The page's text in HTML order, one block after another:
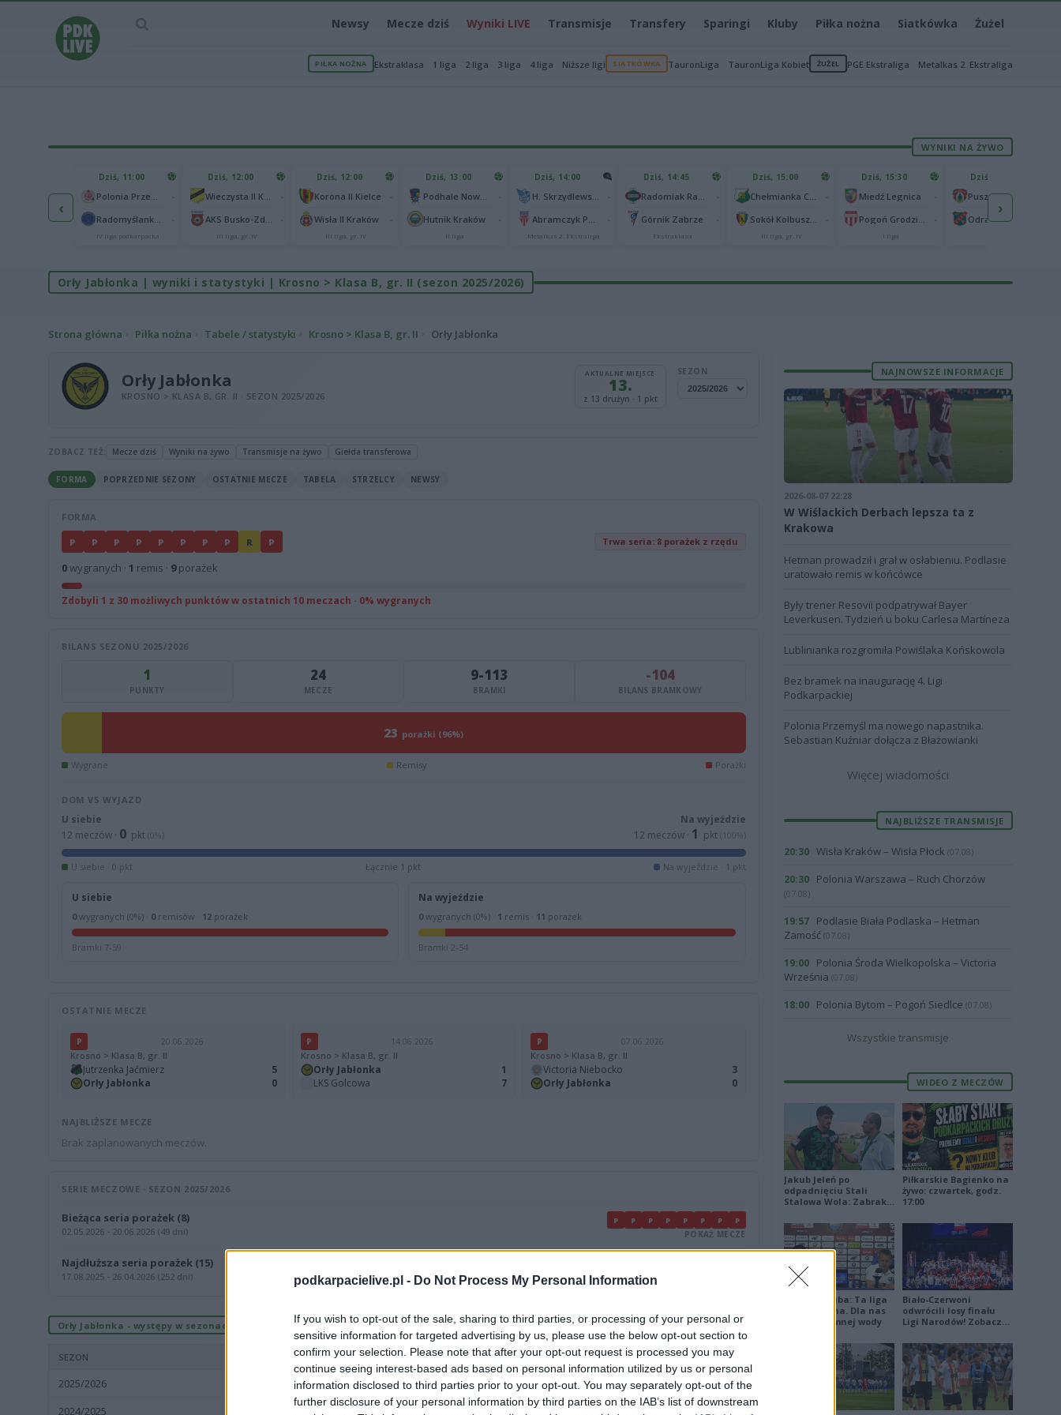
podkarpacielive.pl - Do Not Process My Personal Information
If you wish to opt-out of the sale, sharing to third parties, or processing of your personal or
sensitive information for targeted advertising by us, please use the below opt-out section to
confirm your selection. Please note that after your opt-out request is processed you may
continue seeing interest-based ads based on personal information utilized by us or personal
information disclosed to third parties prior to your opt-out. You may separately opt-out of the
further disclosure of your personal information by third parties on the IAB’s list of downstream
Newsy Mecze dziś Wyniki LIVE Transmisje Transfery Sparingi Kluby Piłka nożna Siatkówka Żużel
PIŁKA NOŻNA Ekstraklasa 1 liga 2 liga 3 liga 4 liga Niższe ligi SIATKÓWKA TauronLiga TauronLiga Kobiet ŻUŻEL PGE Ekstraliga Metalkas 2. Ekstraliga
WYNIKI NA ŻYWO
‹
Polonia Warszawa 1
Chorzów 1
Dziś, 11:00
IV liga podkarpacka
Dziś, 12:00
III liga, gr. IV
Dziś, 12:00
Korona II Kielce
Wisła II Kraków
III liga, gr. IV
Dziś, 13:00
Hutnik Kraków
II liga
Dziś, 14:00
Metalkas 2. Ekstraliga
Dziś, 14:45
Górnik Zabrze
Ekstraklasa
Dziś, 15:00
III liga, gr. IV
Dziś, 15:30
Miedź Legnica
I liga
Dziś, 15:30
Odra Opole
›
Orły Jabłonka | wyniki i statystyki | Krosno > Klasa B, gr. II (sezon 2025/2026)
Strona główna Piłka nożna Tabele / statystyki Krosno > Klasa B, gr. II Orły Jabłonka
Orły Jabłonka
KROSNO > KLASA B, GR. II · SEZON 2025/2026
AKTUALNE MIEJSCE
13.
z 13 drużyn · 1 pkt
SEZON
ZOBACZ TEŻ: Mecze dziś Wyniki na żywo Transmisje na żywo Giełda transferowa
FORMA POPRZEDNIE SEZONY OSTATNIE MECZE TABELA STRZELCY NEWSY
FORMA
P P P P P P P P R P Trwa seria: 8 porażek z rzędu
0wygranych · 1 remis · 9porażek
Zdobyli 1 z 30 możliwych punktów w ostatnich 10 meczach · 0% wygranych
BILANS SEZONU 2025/2026
1
PUNKTY
24
MECZE
9-113
BRAMKI
-104
BILANS BRAMKOWY
23 porażki (96%)
Wygrane Remisy Porażki
DOM VS WYJAZD
U siebie
12 meczów · 0 pkt (0%)
Na wyjeździe
12 meczów · 1 pkt (100%)
U siebie · 0 pkt Łącznie 1 pkt Na wyjeździe · 1 pkt
U siebie
0wygranych (0%) · 0remisów · 12 porażek
Bramki 7-59
Na wyjeździe
0wygranych (0%) · 1 remis · 11 porażek
Bramki 2-54
OSTATNIE MECZE
P 20.06.2026
Krosno > Klasa B, gr. II
Jutrzenka Jaćmierz
5
Orły Jabłonka
0
P 14.06.2026
Krosno > Klasa B, gr. II
Orły Jabłonka
1
LKS Golcowa
7
P 07.06.2026
Krosno > Klasa B, gr. II
Victoria Niebocko
3
Orły Jabłonka
0
NAJBLIŻSZE MECZE
Brak zaplanowanych meczów.
SERIE MECZOWE · SEZON 2025/2026
Bieżąca seria porażek (8)
02.05.2026 - 20.06.2026 (49 dni)
P P P P P P P P
POKAŻ MECZE
Najdłuższa seria porażek (15)
17.08.2025 - 26.04.2026 (252 dni)
Orły Jabłonka - występy w sezonach
SEZON LIGA MIEJSCE
2025/2026 Krosno > Klasa B, gr. II
13.
2024/2025
Krosno > Klasa B, gr. II
12.
NAJNOWSZE INFORMACJE
2026-08-07 22:28
W Wiślackich Derbach lepsza ta z
Krakowa
Hetman prowadził i grał w osłabieniu. Podlasie
uratowało remis w końcówce
Były trener Resovii podpatrywał Bayer
Leverkusen. Tydzień u boku Carlesa Martíneza
Lublinianka rozgromiła Powiślaka Końskowola
Bez bramek na inaugurację 4. Ligi
Podkarpackiej
Polonia Przemyśl ma nowego napastnika.
Sebastian Kuźniar dołącza z Błażowianki
Więcej wiadomości
NAJBLIŻSZE TRANSMISJE
20:30 Wisła Kraków – Wisła Płock (07.08)
20:30 Polonia Warszawa – Ruch Chorzów
(07.08)
19:57
Podlasie Biała Podlaska – Hetman
Zamość (07.08)
19:00
Polonia Środa Wielkopolska – Victoria
Września (07.08)
18:00 Polonia Bytom – Pogoń Siedlce (07.08)
Wszystkie transmisje
WIDEO Z MECZÓW
Jakub Jeleń po
odpadnięciu Stali
Stalowa Wola: Zabrakło
Piłkarskie Bagienko na
żywo: czwartek, godz.
17:00
Damian Skiba: Ta liga
jest brutalna. Dla nas
to kubeł zimnej wody
Biało-Czerwoni
odwrócili losy finału
Ligi Narodów! Zobacz